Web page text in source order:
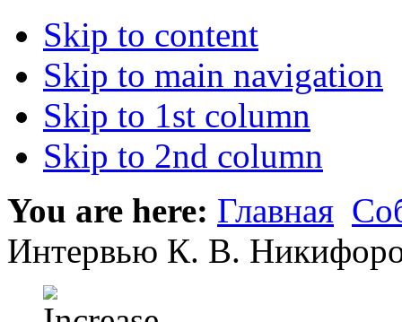
Skip to content
Skip to main navigation
Skip to 1st column
Skip to 2nd column
You are here: Главная
Интервью К. В.